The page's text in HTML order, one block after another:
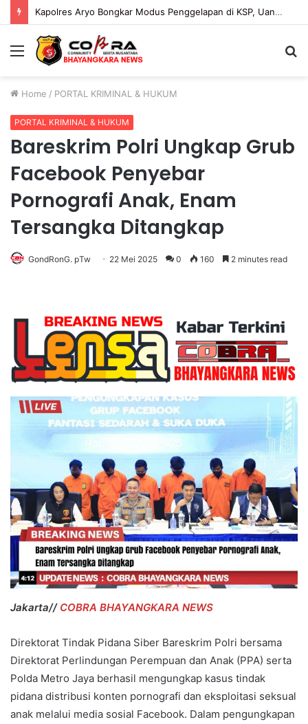
Kapolres Aryo Bongkar Modus Penggelapan di KSP, Uang Angsuran Nasabah Raib Ratusan Juta Rupiah
Menu
Home / PORTAL KRIMINAL & HUKUM
PORTAL KRIMINAL & HUKUM
Bareskrim Polri Ungkap Grub
Facebook Penyebar
Pornografi Anak, Enam
Tersangka Ditangkap
GondRonG. pTw 22 Mei 2025 0 160 2 minutes read
Jakarta// COBRA BHAYANGKARA NEWS
Direktorat Tindak Pidana Siber Bareskrim Polri bersama
Direktorat Perlindungan Perempuan dan Anak (PPA) serta
Polda Metro Jaya berhasil mengungkap kasus tindak
pidana distribusi konten pornografi dan eksploitasi seksual
anak melalui media sosial Facebook. Dalam pengungkapan